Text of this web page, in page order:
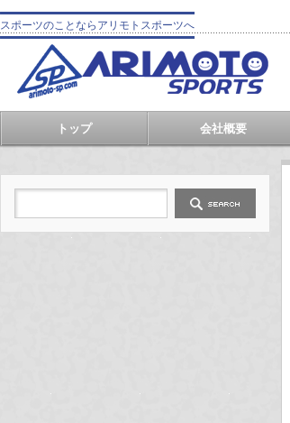
スポーツのことならアリモトスポーツへ
トップ 会社概要